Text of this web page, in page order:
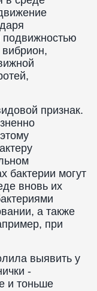
признак.
бактерии могут
вновь их
а также
при
выявить у
-
и тоньше